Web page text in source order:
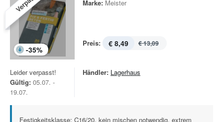
-35%
Marke: Meister
Preis: € 8,49 € 13,09
Leider verpasst!
Gültig: 05.07. -
19.07.
Händler: Lagerhaus
Festigkeitsklasse: C16/20, kein mischen notwendig, extrem